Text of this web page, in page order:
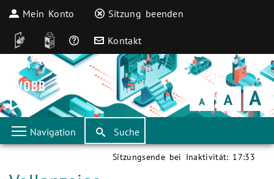
Mein Konto Sitzung beenden
DGS Leichte Sprache
Häufige Fragen
Kontakt
Schrift
klein Schrift
normal Schrift
groß
Navigation Suche
Sitzungsende bei Inaktivität: 17:33